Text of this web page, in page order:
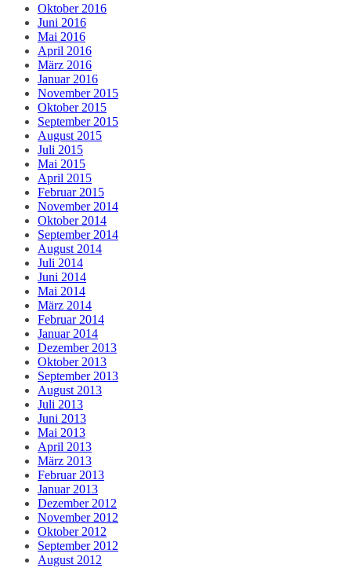
Oktober 2016
Juni 2016
Mai 2016
April 2016
März 2016
Januar 2016
November 2015
Oktober 2015
September 2015
August 2015
Juli 2015
Mai 2015
April 2015
Februar 2015
November 2014
Oktober 2014
September 2014
August 2014
Juli 2014
Juni 2014
Mai 2014
März 2014
Februar 2014
Januar 2014
Dezember 2013
Oktober 2013
September 2013
August 2013
Juli 2013
Juni 2013
Mai 2013
April 2013
März 2013
Februar 2013
Januar 2013
Dezember 2012
November 2012
Oktober 2012
September 2012
August 2012